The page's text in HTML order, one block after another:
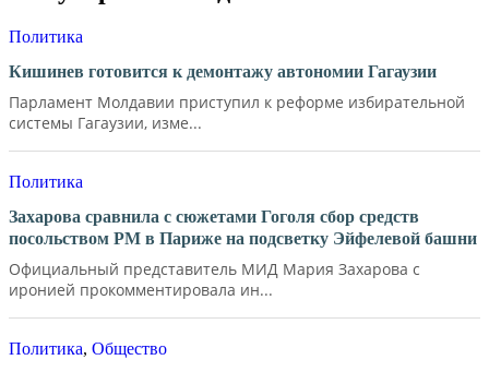
Политика
Кишинев готовится к демонтажу автономии Гагаузии
Парламент Молдавии приступил к реформе избирательной
системы Гагаузии, изме...
Политика
Захарова сравнила с сюжетами Гоголя сбор средств
посольством РМ в Париже на подсветку Эйфелевой башни
Официальный представитель МИД Мария Захарова с
иронией прокомментировала ин...
Политика, Общество